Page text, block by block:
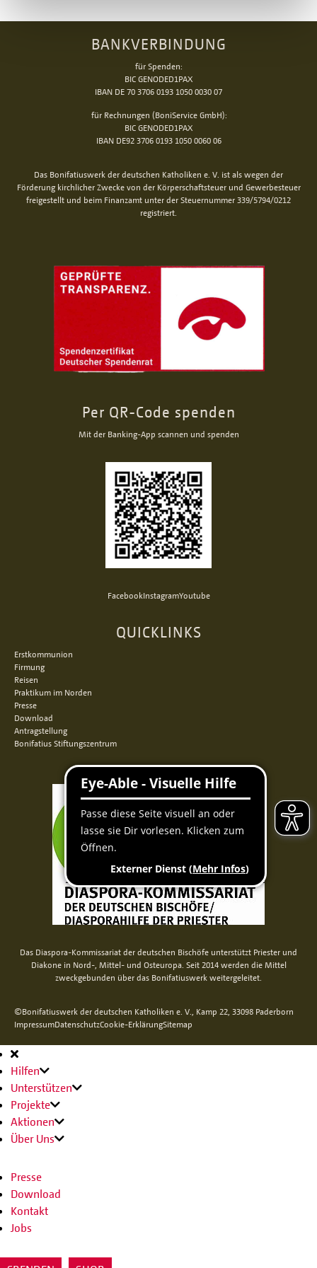
BANKVERBINDUNG
für Spenden:
BIC GENODED1PAX
IBAN DE 70 3706 0193 1050 0030 07
für Rechnungen (BoniService GmbH):
BIC GENODED1PAX
IBAN DE92 3706 0193 1050 0060 06
Das Bonifatiuswerk der deutschen Katholiken e. V. ist als wegen der
Förderung kirchlicher Zwecke von der Körperschaftsteuer und Gewerbesteuer
freigestellt und beim Finanzamt unter der Steuernummer 339/5794/0212
registriert.
Per QR-Code spenden
Mit der Banking-App scannen und spenden
FacebookInstagramYoutube
QUICKLINKS
Erstkommunion
Firmung
Reisen
Praktikum im Norden
Presse
Download
Antragstellung
Bonifatius Stiftungszentrum
Das Diaspora-Kommissariat der deutschen Bischöfe unterstützt Priester und
Diakone in Nord-, Mittel- und Osteuropa. Seit 2014 werden die Mittel
zweckgebunden über das Bonifatiuswerk weitergeleitet.
©Bonifatiuswerk der deutschen Katholiken e. V., Kamp 22, 33098 Paderborn
ImpressumDatenschutzCookie-ErklärungSitemap
Hauptnavigation
Hilfen
Unterstützen
Projekte
Aktionen
Über Uns
Presse
Download
Kontakt
Jobs